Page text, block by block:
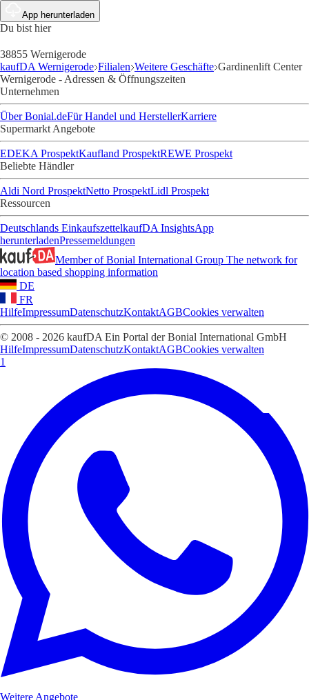
App herunterladen
Du bist hier
38855 Wernigerode
kaufDA Wernigerode Filialen Weitere Geschäfte Gardinenlift Center
Wernigerode - Adressen & Öffnungszeiten
Unternehmen
Über Bonial.deFür Handel und HerstellerKarriere
Supermarkt Angebote
EDEKA ProspektKaufland ProspektREWE Prospekt
Beliebte Händler
Aldi Nord ProspektNetto ProspektLidl Prospekt
Ressourcen
Deutschlands EinkaufszettelkaufDA InsightsApp
herunterladenPressemeldungen
Member of Bonial International Group The network for
location based shopping information
DE
FR
HilfeImpressumDatenschutzKontaktAGBCookies verwalten
© 2008 - 2026 kaufDA Ein Portal der Bonial International GmbH
HilfeImpressumDatenschutzKontaktAGBCookies verwalten
1
Weitere Angebote